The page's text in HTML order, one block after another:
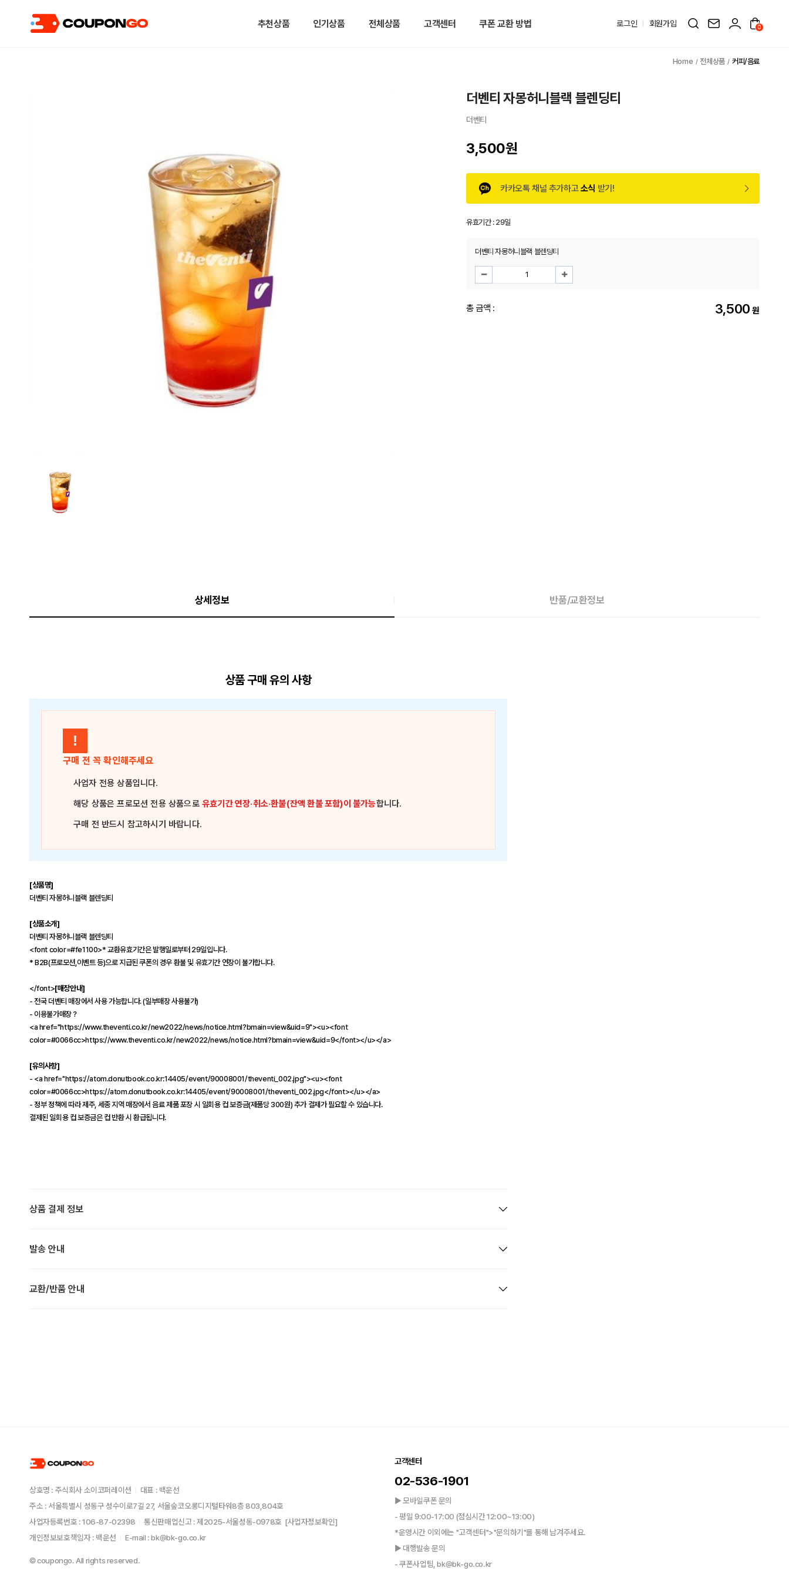
추천상품 인기상품 전체상품 고객센터 쿠폰 교환 방법 로그인 회원가입 0
전체상품 커피/음료
더벤티 자몽허니블랙 블렌딩티
더벤티
3,500원
카카오톡 채널 추가하고소식 받기!
유효기간 :29일
더벤티 자몽허니블랙 블렌딩티
총 금액 : 3,500 원
상세정보 반품/교환정보
상품 구매 유의 사항
!
구매 전 꼭 확인해주세요
사업자 전용 상품입니다.
해당 상품은프로모션 전용 상품으로유효기간 연장·취소·환불(잔액 환불 포함)이 불가능합니다.
구매 전 반드시 참고하시기 바랍니다.
[상품명]
더벤티 자몽허니블랙 블렌딩티
[상품소개]
더벤티 자몽허니블랙 블렌딩티
<font color=#fe1100>* 교환유효기간은 발행일로부터 29일입니다.
* B2B(프로모션,이벤트 등)으로 지급된 쿠폰의 경우 환불 및 유효기간 연장이 불가합니다.
</font>[매장안내]
- 전국 더벤티 매장에서 사용 가능합니다. (일부매장 사용불가)
- 이용불가매장？
<a href="https://www.theventi.co.kr/new2022/news/notice.html?bmain=view&uid=9"><u><font
color=#0066cc>https://www.theventi.co.kr/new2022/news/notice.html?bmain=view&uid=9</font></u></a>
[유의사항]
- <a href="https://atom.donutbook.co.kr:14405/event/90008001/theventi_002.jpg"><u><font
color=#0066cc>https://atom.donutbook.co.kr:14405/event/90008001/theventi_002.jpg</font></u></a>
- 정부 정책에 따라 제주, 세종 지역 매장에서 음료 제품 포장 시 일회용 컵 보증금(제품당 300원) 추가 결제가 필요할 수 있습니다.
결제된 일회용 컵 보증금은 컵 반환 시 환급됩니다.
상품 결제 정보
발송 안내
교환/반품 안내
상호명 : 주식회사 소이코퍼레이션
대표 : 백운선
주소 : 서울특별시 성동구 성수이로7길 27, 서울숲코오롱디지털타워8층 803,804호
사업자등록번호 : 106-87-02398
통신판매업신고 : 제2025-서울성동-0978호 [사업자정보확인]
개인정보보호책임자 : 백운선
E-mail : bk@bk-go.co.kr
© coupongo. All rights reserved.
고객센터
02-536-1901
▶ 모바일쿠폰 문의
- 평일 9:00-17:00 (점심시간 12:00~13:00)
*운영시간 이외에는 "고객센터">"문의하기"를 통해 남겨주세요.
▶ 대행발송 문의
- 쿠폰사업팀, bk@bk-go.co.kr